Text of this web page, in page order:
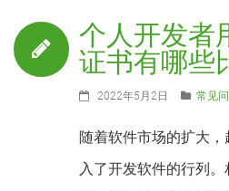
个人开发者
证书有哪些
2022年5月2日 常见
随着软件市场的扩大
入了开发软件的行列